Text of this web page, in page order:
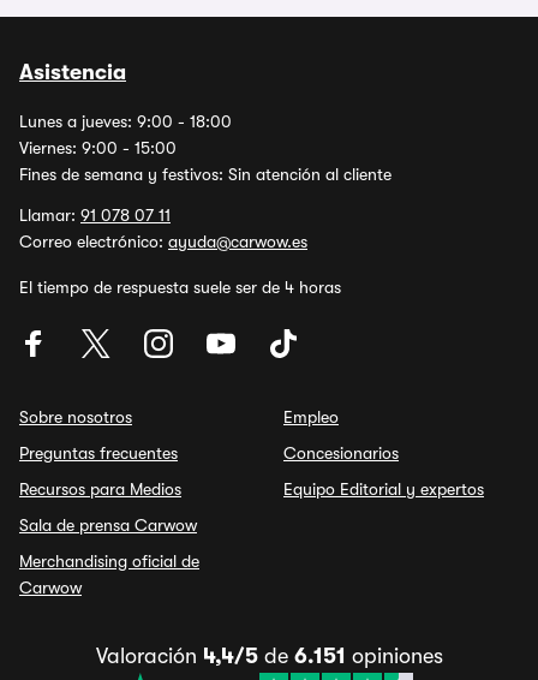
Asistencia
Lunes a jueves: 9:00 - 18:00
Viernes: 9:00 - 15:00
Fines de semana y festivos: Sin atención al cliente
Llamar: 91 078 07 11
Correo electrónico: ayuda@carwow.es
El tiempo de respuesta suele ser de 4 horas
Sobre nosotros
Preguntas frecuentes
Recursos para Medios
Sala de prensa Carwow
Merchandising oficial de
Carwow
Empleo
Concesionarios
Equipo Editorial y expertos
Valoración 4,4/5de 6.151 opiniones